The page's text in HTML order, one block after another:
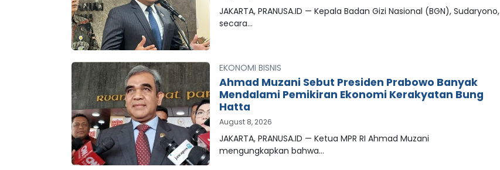
JAKARTA, PRANUSA.ID — Kepala Badan Gizi Nasional (BGN), Sudaryono,
secara…
EKONOMI BISNIS
Ahmad Muzani Sebut Presiden Prabowo Banyak
Mendalami Pemikiran Ekonomi Kerakyatan Bung
Hatta
August 8, 2026
JAKARTA, PRANUSA.ID — Ketua MPR RI Ahmad Muzani
mengungkapkan bahwa…